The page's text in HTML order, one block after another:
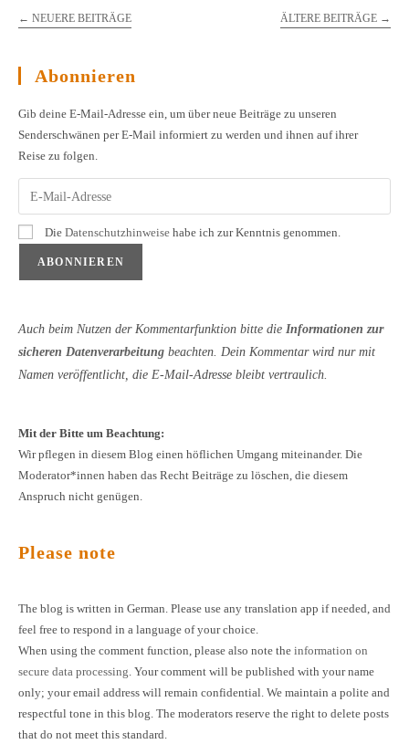
Gesichtet
← NEUERE BEITRÄGE ÄLTERE BEITRÄGE →
Abonnieren
Gib deine E-Mail-Adresse ein, um über neue Beiträge zu unseren
Senderschwänen per E-Mail informiert zu werden und ihnen auf ihrer
Reise zu folgen.
Die Datenschutzhinweise habe ich zur Kenntnis genommen.
Auch beim Nutzen der Kommentarfunktion bitte die Informationen zur
sicheren Datenverarbeitung beachten. Dein Kommentar wird nur mit
Namen veröffentlicht, die E-Mail-Adresse bleibt vertraulich.
Mit der Bitte um Beachtung:
Wir pflegen in diesem Blog einen höflichen Umgang miteinander. Die
Moderator*innen haben das Recht Beiträge zu löschen, die diesem
Anspruch nicht genügen.
Please note
The blog is written in German. Please use any translation app if needed, and
feel free to respond in a language of your choice.
When using the comment function, please also note the information on
secure data processing . Your comment will be published with your name
only; your email address will remain confidential. We maintain a polite and
respectful tone in this blog. The moderators reserve the right to delete posts
that do not meet this standard.